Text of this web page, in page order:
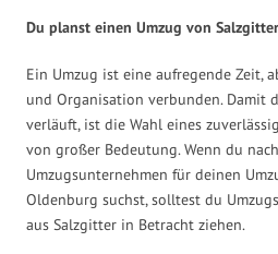
Du planst einen Umzug von
Ein Umzug ist eine aufregende Zeit,
und Organisation verbunden. Damit
verläuft, ist die Wahl eines
von großer Bedeutung. Wenn du
Umzugsunternehmen für deinen
Oldenburg suchst, solltest du
aus Salzgitter in Betracht ziehen.